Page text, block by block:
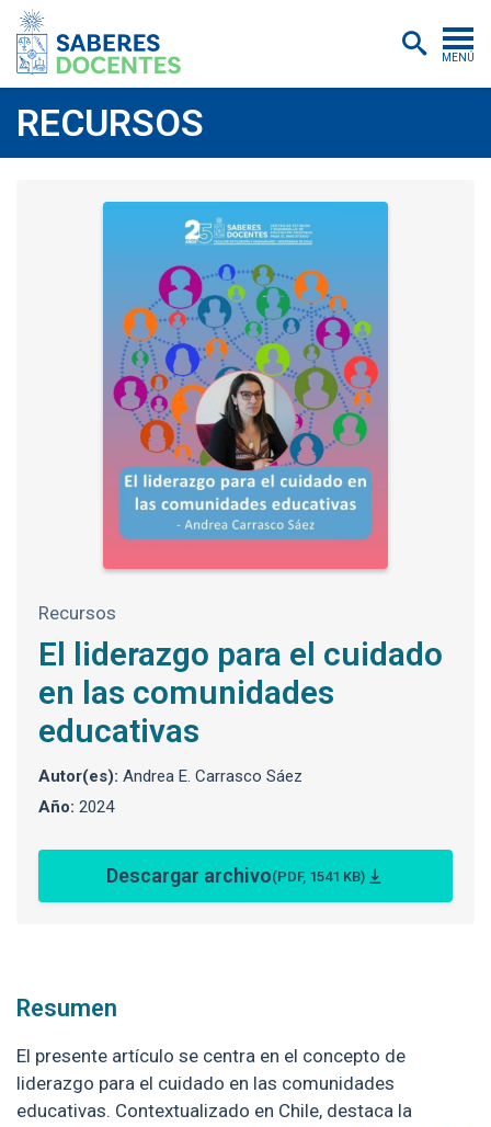
MENÚ
Postítulos y diplomados
Asistencias educativas
Investigación
Publicaciones
Quiénes somos
Inscripciones
Certificados digitales
Aulas virtuales
RECURSOS
Recursos
El liderazgo para el cuidado
en las comunidades
educativas
Autor(es): Andrea E. Carrasco Sáez
Año: 2024
Descargar archivo(PDF, 1541 KB)
Resumen
El presente artículo se centra en el concepto de
liderazgo para el cuidado en las comunidades
educativas. Contextualizado en Chile, destaca la